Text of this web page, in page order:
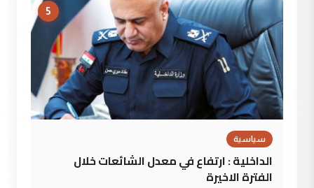
5
سياسية
الداخلية : ارتفاع في معدل الشائعات خلال
الفترة الاخيرة